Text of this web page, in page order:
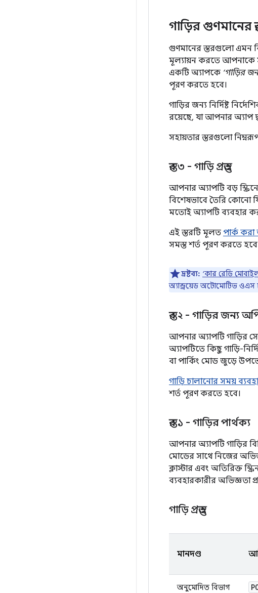
গাড়ির গুণমানের
গুণমানের স্তরগুলো এমন
মূল্যায়ন করতে আপনাকে
একটি অ্যাপকে ‘গাড়ির
পূরণ করতে হবে।
গাড়ির জন্য নির্দিষ্ট
রয়েছে, যা আপনার অ্যাপ
সহায়তার স্তরগুলো
স্তর ৩ - গাড়ি প্রস্তুত
আপনার অ্যাপটি বড়
বিশেষভাবে তৈরি কোনো
মতোই অ্যাপটি ব্যবহার
এই স্তরটি মূলত পার্ক
সমস্ত শর্ত পূরণ করতে
দ্রষ্টব্য: ‘কার রেডি
অ্যান্ড্রয়েড অটোমোটিভ ওএস
স্তর ২ - গাড়ির জন্য
আপনার অ্যাপটি গাড়ির
অ্যাপটিতে কিছু গাড়ি-
বা পার্কিং মোড জুড়ে
গাড়ি চালানোর সময়
শর্ত পূরণ করতে হবে।
স্তর ১ - গাড়ির পার্থক্য
আপনার অ্যাপটি গাড়ির
মোডের সাথে নিজের
ক্লাস্টার এবং অতিরিক্ত
ব্যবহারকারীর অভিজ্ঞতা
গাড়ি প্রস্তুত
মানদণ্ড
অনুমোদিত বিভাগ